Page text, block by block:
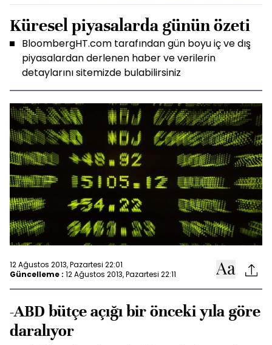
Küresel piyasalarda günün özeti
BloombergHT.com tarafından gün boyu iç ve dış
piyasalardan derlenen haber ve verilerin
detaylarını sitemizde bulabilirsiniz
12 Ağustos 2013, Pazartesi 22:01
Güncelleme : 12 Ağustos 2013, Pazartesi 22:11
-ABD bütçe açığı bir önceki yıla göre
daralıyor